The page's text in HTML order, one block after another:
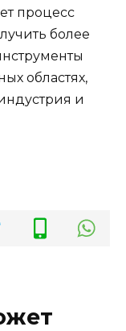
процесс
более
областях,
и